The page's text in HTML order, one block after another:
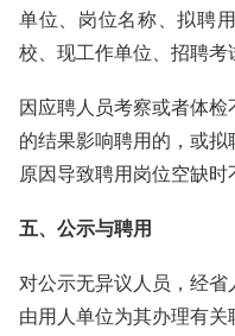
单位、岗位名称、拟聘
校、现工作单位、招聘考
因应聘人员考察或者体
的结果影响聘用的，或
原因导致聘用岗位空缺时
五、公示与聘用
对公示无异议人员，经省
由用人单位为其办理有关